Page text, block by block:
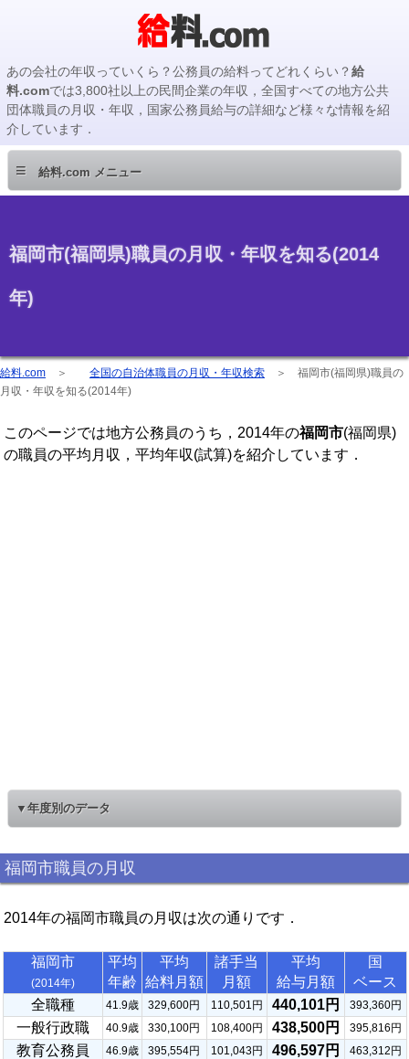
あの会社の年収っていくら？公務員の給料ってどれくらい？給
料.comでは3,800社以上の民間企業の年収，全国すべての地方公共
団体職員の月収・年収，国家公務員給与の詳細など様々な情報を紹
介しています．
≡ 給料.com メニュー
福岡市(福岡県)職員の月収・年収を知る(2014
年)
給料.com ＞ 全国の自治体職員の月収・年収検索 ＞ 福岡市(福岡県)職員の
月収・年収を知る(2014年)
このページでは地方公務員のうち，2014年の福岡市(福岡県)
の職員の平均月収，平均年収(試算)を紹介しています．
▼年度別のデータ
福岡市職員の月収
2014年の福岡市職員の月収は次の通りです．
福岡市
(2014年)
平均
年齢
平均
給料月額
諸手当
月額
平均
給与月額
国
ベース
全職種
41.9歳 329,600円 110,501円 440,101円 393,360円
一般行政職 40.9歳 330,100円 108,400円 438,500円 395,816円
教育公務員 46.9歳 395,554円 101,043円 496,597円 463,312円